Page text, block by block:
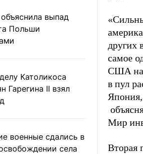
выпад
Польши
Католикоса
Гарегина II взял
военные сдались в
села
других
самое
США
в пул
Мир
Вторая